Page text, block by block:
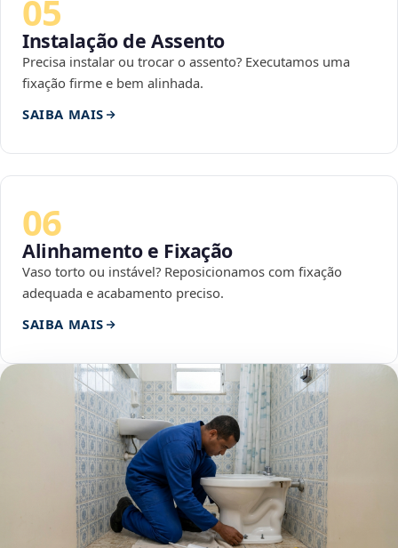
05
Instalação de Assento
Precisa instalar ou trocar o assento? Executamos uma
fixação firme e bem alinhada.
SAIBA MAIS
06
Alinhamento e Fixação
Vaso torto ou instável? Reposicionamos com fixação
adequada e acabamento preciso.
SAIBA MAIS